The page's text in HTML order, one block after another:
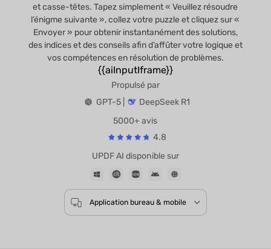
et casse-têtes. Tapez simplement « Veuillez résoudre
l’énigme suivante », collez votre puzzle et cliquez sur «
Envoyer » pour obtenir instantanément des solutions,
des indices et des conseils afin d’affûter votre logique et
vos compétences en résolution de problèmes.
{{aiInputIframe}}
Propulsé par
GPT-5 |
DeepSeek R1
5000+ avis
4.8
UPDF AI disponible sur